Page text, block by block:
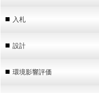
入札
設計
環境影響評価